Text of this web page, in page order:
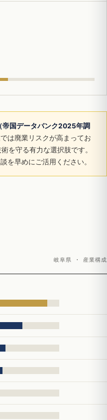
国データバンク2025年調
は廃業リスクが高まってお
を守る有力な選択肢です。
を早めにご活用ください。
岐阜県 · 産業構成